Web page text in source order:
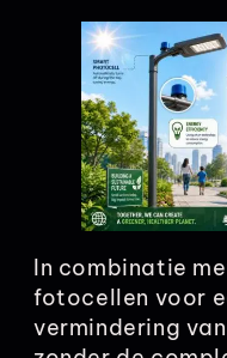
In combinatie
fotocellen voor
vermindering